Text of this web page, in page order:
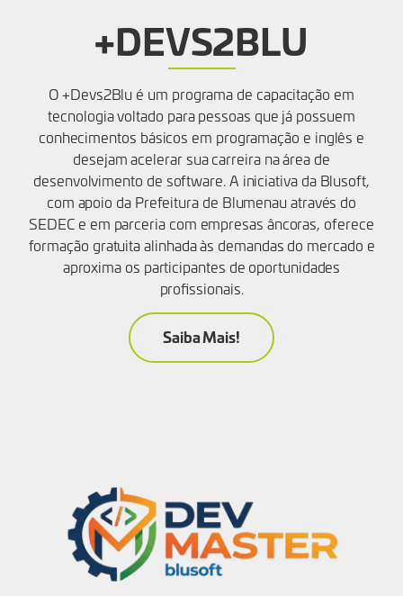
+DEVS2BLU
O +Devs2Blu é um programa de capacitação em
tecnologia voltado para pessoas que já possuem
conhecimentos básicos em programação e inglês e
desejam acelerar sua carreira na área de
desenvolvimento de software. A iniciativa da Blusoft,
com apoio da Prefeitura de Blumenau através do
SEDEC e em parceria com empresas âncoras, oferece
formação gratuita alinhada às demandas do mercado e
aproxima os participantes de oportunidades
profissionais.
Saiba Mais!